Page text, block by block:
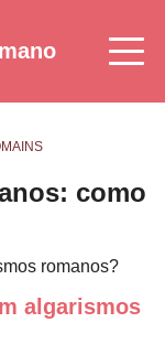
como
romanos?
algarismos